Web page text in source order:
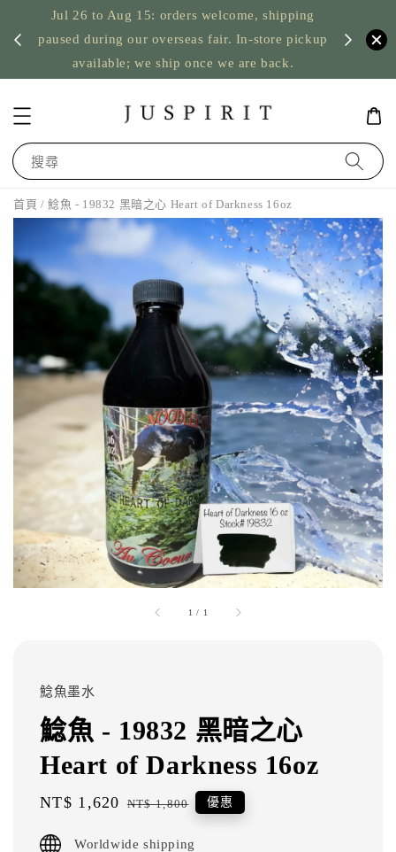
Jul 26 to Aug 15: orders welcome, shipping
paused during our overseas fair. In-store pickup
available; we ship once we are back.
US
搜尋
首頁 / 鯰魚 - 19832 黑暗之心 Heart of Darkness 16oz
1 / 1
鯰魚墨水
鯰魚 - 19832 黑暗之心
Heart of Darkness 16oz
Sale
NT$ 1,620 Regular
NT$ 1,800 優惠
Worldwide shipping